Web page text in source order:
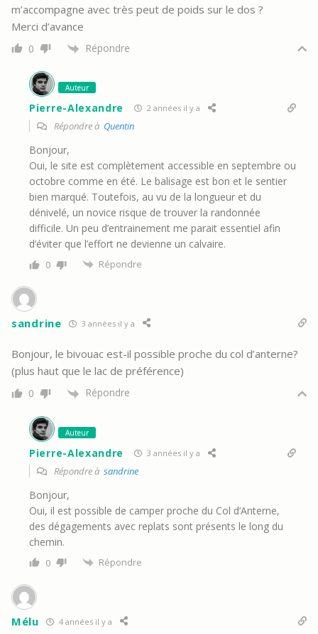
m’accompagne avec très peut de poids sur le dos ?
Merci d’avance
0 Répondre
Auteur
Pierre-Alexandre 2 années il y a
Répondre à Quentin
Bonjour,
Oui, le site est complètement accessible en septembre ou
octobre comme en été. Le balisage est bon et le sentier
bien marqué. Toutefois, au vu de la longueur et du
dénivelé, un novice risque de trouver la randonnée
difficile. Un peu d’entrainement me parait essentiel afin
d’éviter que l’effort ne devienne un calvaire.
0 Répondre
sandrine 3 années il y a
Bonjour, le bivouac est-il possible proche du col d’anterne?
(plus haut que le lac de préférence)
0 Répondre
Auteur
Pierre-Alexandre 3 années il y a
Répondre à sandrine
Bonjour,
Oui, il est possible de camper proche du Col d’Anterne,
des dégagements avec replats sont présents le long du
chemin.
0 Répondre
Mélu 4 années il y a